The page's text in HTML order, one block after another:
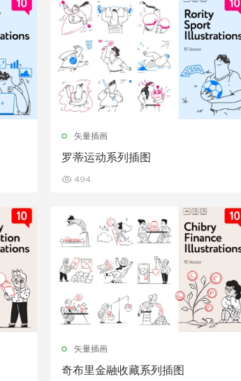
矢量插画
罗蒂运动系列插图
494
矢量插画
奇布里金融收藏系列插图